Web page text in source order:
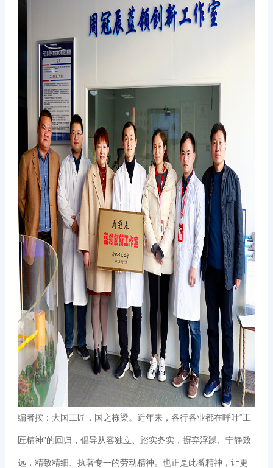
编者按：大国工匠，国之栋梁。近年来，各行各业都在呼吁“工
匠精神”的回归，倡导从容独立、踏实务实，摒弃浮躁、宁静致
远，精致精细、执著专一的劳动精神。也正是此番精神，让更